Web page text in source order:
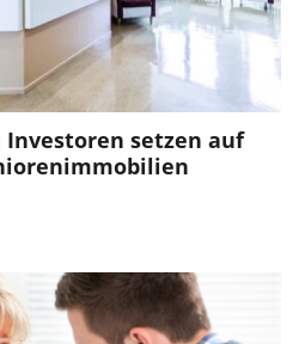
Investoren setzen auf